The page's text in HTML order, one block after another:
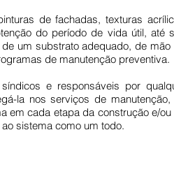
de fachadas, texturas
do período de vida útil, até
um substrato adequado, de
de manutenção preventiva.
e responsáveis por
la nos serviços de
em cada etapa da construção e/
sistema como um todo.